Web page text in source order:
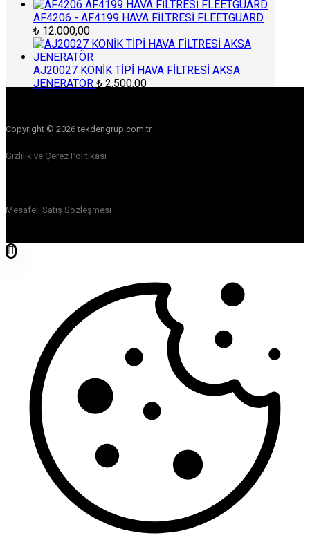
AF4206 - AF4199 HAVA FİLTRESİ FLEETGUARD
₺ 12.000,00
AJ20027 KONİK TİPİ HAVA FİLTRESİ AKSA
JENERATÖR ₺ 2.500,00
Copyright © 2026 tekdengrup.com.tr
Gizlilik ve Çerez Politikası
Mesafeli Satış Sözleşmesi